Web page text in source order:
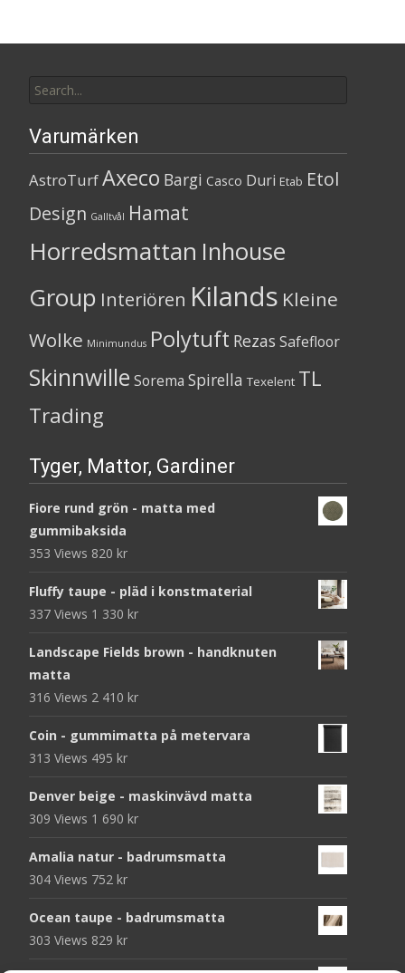
for:
Varumärken
AstroTurfAxeco Bargi Casco Duri Etab Etol
Design Galltvål Hamat
Horredsmattan Inhouse
Group Interiören Kilands Kleine
Wolke Minimundus Polytuft Rezas Safefloor
Skinnwille Sorema Spirella Texelent TL
Trading
Tyger, Mattor, Gardiner
Fiore rund grön - matta med
gummibaksida
353 Views 820 kr
Fluffy taupe - pläd i konstmaterial
337 Views 1 330 kr
Landscape Fields brown - handknuten
matta
316 Views 2 410 kr
Coin - gummimatta på metervara
313 Views 495 kr
Denver beige - maskinvävd matta
309 Views 1 690 kr
Amalia natur - badrumsmatta
304 Views 752 kr
Ocean taupe - badrumsmatta
303 Views 829 kr